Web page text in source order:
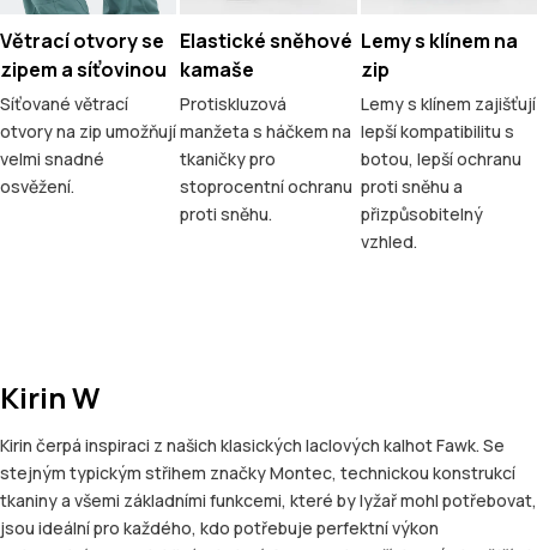
Větrací otvory se
zipem a síťovinou
Síťované větrací
otvory na zip umožňují
velmi snadné
osvěžení.
Elastické sněhové
kamaše
Protiskluzová
manžeta s háčkem na
tkaničky pro
stoprocentní ochranu
proti sněhu.
Lemy s klínem na
zip
Lemy s klínem zajišťují
lepší kompatibilitu s
botou, lepší ochranu
proti sněhu a
přizpůsobitelný
vzhled.
Kirin W
Kirin čerpá inspiraci z našich klasických laclových kalhot Fawk. Se
stejným typickým střihem značky Montec, technickou konstrukcí
tkaniny a všemi základními funkcemi, které by lyžař mohl potřebovat,
jsou ideální pro každého, kdo potřebuje perfektní výkon